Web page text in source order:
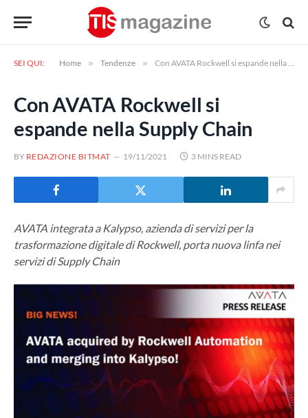
SEI QUI: Home » Tendenze » Con AVATA Rockwell si espande nella Supply Chain
Con AVATA Rockwell si
espande nella Supply Chain
BY REDAZIONE BITMAT 19/11/2021 3 MINS READ
AVATA integrata a Kalypso, azienda di servizi per la
trasformazione digitale di Rockwell, porta nuova linfa nei
servizi di Supply Chain